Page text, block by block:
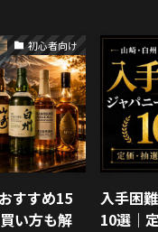
初心者向け
すすめ15
い方も解
入手困
10選｜